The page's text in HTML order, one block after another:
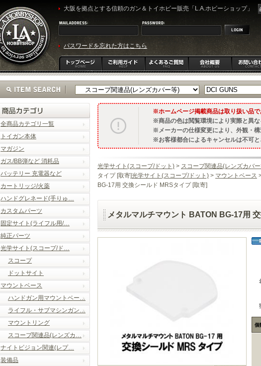
大阪を拠点とする信頼のガン＆トイホビー販売「L.A.ホビーショップ」
パスワードを忘れた方はこちら
全商品カテゴリ一覧
トイガン本体
マガジン
ガス/BB弾など 消耗品
バッテリー 充電器など
カートリッジ/火薬
ハンドグレネード(手りゅ…
カスタムパーツ
固定サイト(ライフル用/…
純正パーツ
光学サイト(スコープ/ド…
スコープ
ドットサイト
マウントベース
ハンドガン用マウントベー…
ライフル・サブマシンガン…
マウントリング
スコープ関連品(レンズカ…
ナイトビジョン関連(レプ…
装備品
ホームページ掲載商品は取り扱い品
商品の色は閲覧環境により実際と異な
メーカーの仕様変更により、外観・
お客様都合によるキャンセルは不可
光学サイト(スコープ/ドット) > スコープ関連品(レンズカバ
タイプ [取寄]光学サイト(スコープ/ドット) > マウントベース
BG-17用 交換シールド MRSタイプ [取寄]
メタルマルチマウント BATON BG-17用
個